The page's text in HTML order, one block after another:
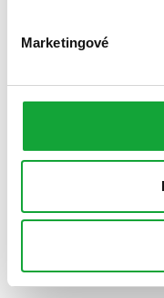
Marketingové